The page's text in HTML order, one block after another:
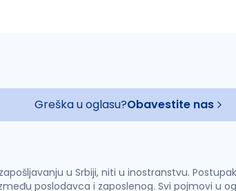
Greška u oglasu?Obavestite nas
u Srbiji, niti u inostranstvu.
poslodavca i zaposlenog. Svi pojmovi u